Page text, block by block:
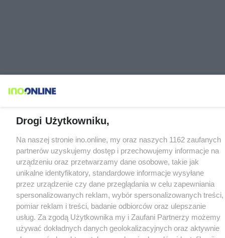
Drogi Użytkowniku,
Na naszej stronie ino.online, my oraz naszych 1162 zaufanych
partnerów uzyskujemy dostęp i przechowujemy informacje na
urządzeniu oraz przetwarzamy dane osobowe, takie jak
unikalne identyfikatory, standardowe informacje wysyłane
przez urządzenie czy dane przeglądania w celu zapewniania
spersonalizowanych reklam, wybór spersonalizowanych treści,
pomiar reklam i treści, badanie odbiorców oraz ulepszanie
usług. Za zgodą Użytkownika my i Zaufani Partnerzy możemy
używać dokładnych danych geolokalizacyjnych oraz aktywnie